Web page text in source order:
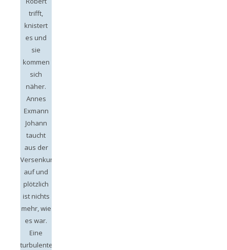
trifft,
knistert
es und
sie
kommen
sich
näher.
Annes
Exmann
Johann
taucht
aus der
Versenkung
auf und
plötzlich
ist nichts
mehr, wie
es war.
Eine
turbulente